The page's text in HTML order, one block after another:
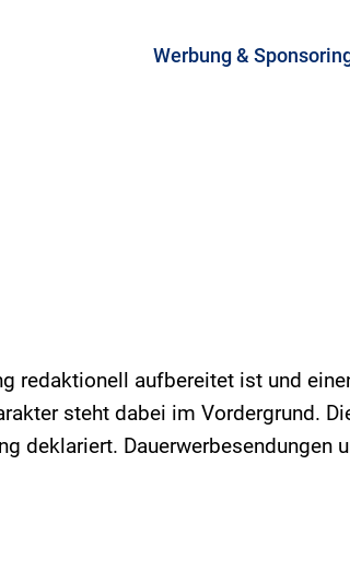
Werbung &
redaktionell aufbereitet ist und
steht dabei im Vordergrund.
deklariert. Dauerwerbesendungen